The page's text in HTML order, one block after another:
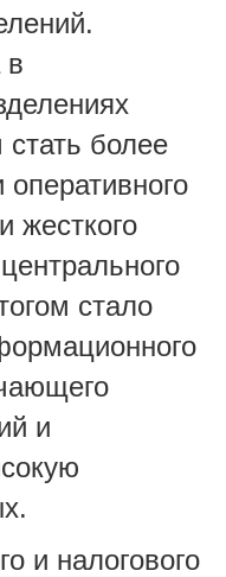
в
более
жесткого
стало
и
и налогового